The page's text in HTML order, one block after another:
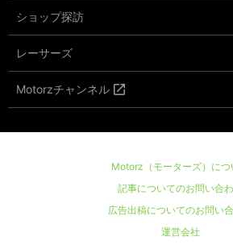
ショップ探訪
レーサーズ
Motorzチャンネル
Motorz（モーターズ）につ
記事についてのお問い合
広告出稿についてのお問い
運営会社